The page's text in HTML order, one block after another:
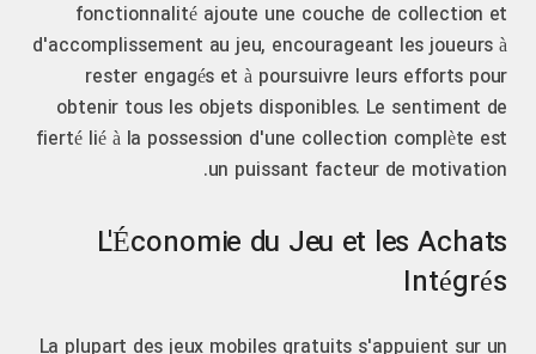
fonctionnalité ajoute une couche de collection et
d'accomplissement au jeu, encourageant les joueurs à
rester engagés et à poursuivre leurs efforts pour
obtenir tous les objets disponibles. Le sentiment de
fierté lié à la possession d'une collection complète est
un puissant facteur de motivation.
L'Économie du Jeu et les Achats
Intégrés
La plupart des jeux mobiles gratuits s'appuient sur un